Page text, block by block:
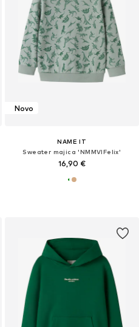
Novo
NAME IT
Sweater majica 'NMMVIFelix'
16,90 €